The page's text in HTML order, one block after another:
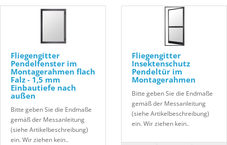
Fliegengitter
Pendelfenster im
Montagerahmen flach
Falz - 1,5 mm
Einbautiefe nach
außen
Bitte geben Sie die Endmaße
gemäß der Messanleitung
(siehe Artikelbeschreibung)
ein. Wir ziehen kein..
Fliegengitter
Insektenschutz
Pendeltür im
Montagerahmen
Bitte geben Sie die Endmaße
gemäß der Messanleitung
(siehe Artikelbeschreibung)
ein. Wir ziehen kein..